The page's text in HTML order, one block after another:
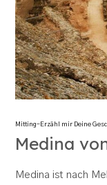
Mitting-Erzähl mir Deine
Medina
Medina ist nach